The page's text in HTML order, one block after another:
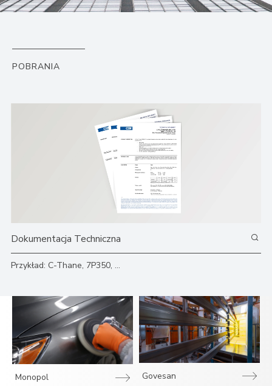
POBRANIA
Przykład: C-Thane, 7P350, ...
Monopol Govesan